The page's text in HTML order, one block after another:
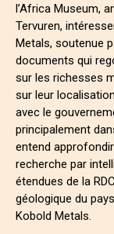
l’Africa Museum,
Tervuren,
Metals, soutenue
documents qui
sur les richesses
sur leur
avec le
principalement
entend
recherche par
étendues de la
géologique du
Kobold Metals.